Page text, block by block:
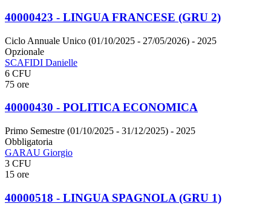
40000423 - LINGUA FRANCESE (GRU 2)
Ciclo Annuale Unico (01/10/2025 - 27/05/2026) - 2025
Opzionale
SCAFIDI Danielle
6 CFU
75 ore
40000430 - POLITICA ECONOMICA
Primo Semestre (01/10/2025 - 31/12/2025) - 2025
Obbligatoria
GARAU Giorgio
3 CFU
15 ore
40000518 - LINGUA SPAGNOLA (GRU 1)